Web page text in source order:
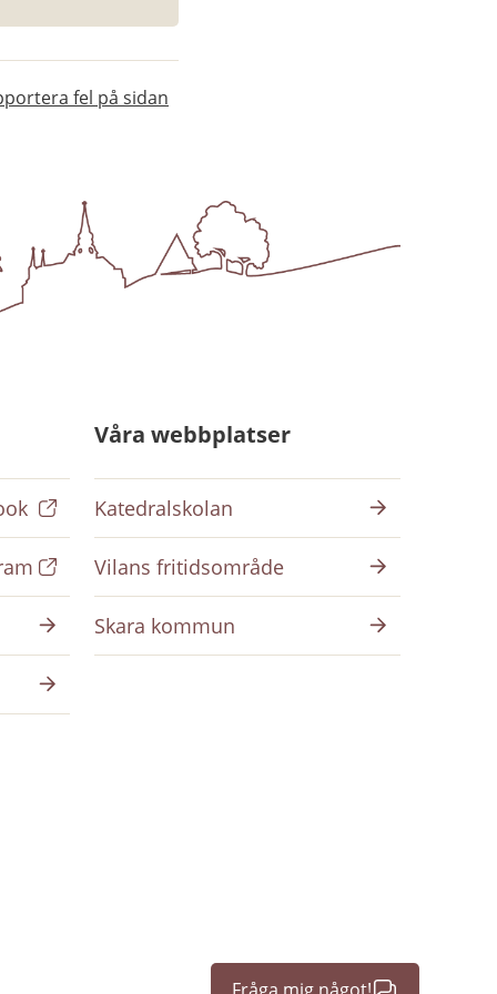
fel på sidan
Våra webbplatser
Katedralskolan
Vilans fritidsområde
Skara kommun